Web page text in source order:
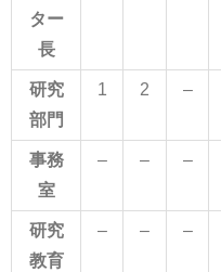
ター
長
研究
部門
1 2 –
事務
室
– – –
研究
教育
– – –